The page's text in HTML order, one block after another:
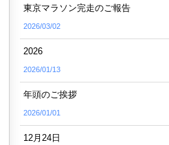
東京マラソン完走のご報告
2026/03/02
2026
2026/01/13
年頭のご挨拶
2026/01/01
12月24日